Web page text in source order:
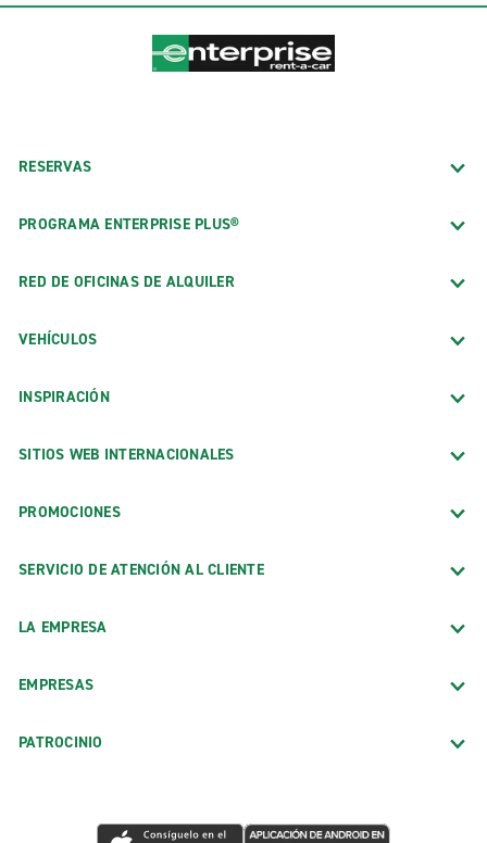
RESERVAS
PROGRAMA ENTERPRISE PLUS®
RED DE OFICINAS DE ALQUILER
VEHÍCULOS
INSPIRACIÓN
SITIOS WEB INTERNACIONALES
PROMOCIONES
SERVICIO DE ATENCIÓN AL CLIENTE
LA EMPRESA
EMPRESAS
PATROCINIO